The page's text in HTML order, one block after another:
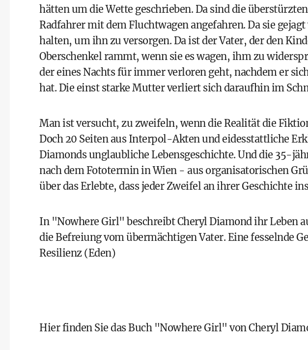
hätten um die Wette geschrieben. Da sind die
Radfahrer mit dem Fluchtwagen angefahren. Da sie
halten, um ihn zu versorgen. Da ist der Vater, der den
Oberschenkel rammt, wenn sie es wagen, ihm zu
der eines Nachts für immer verloren geht, nachdem er
hat. Die einst starke Mutter verliert sich daraufhin im
Man ist versucht, zu zweifeln, wenn die Realität die
Doch 20 Seiten aus Interpol-Akten und eidesstattliche
Diamonds unglaubliche Lebensgeschichte. Und die 35-
nach dem Fototermin in Wien - aus organisatorischen
über das Erlebte, dass jeder Zweifel an ihrer Geschichte
In "Nowhere Girl" beschreibt Cheryl Diamond ihr Leben
die Befreiung vom übermächtigen Vater. Eine fesselnde
Resilienz (Eden)
Hier finden Sie das Buch "Nowhere Girl" von Cheryl